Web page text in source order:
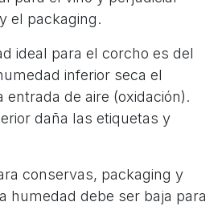
el packaging.
ideal para el corcho es del
inferior seca el
de aire (oxidación).
daña las etiquetas y
conservas, packaging y
humedad debe ser baja para